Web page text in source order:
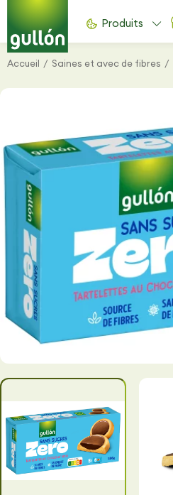
Produits
Vous êtes ici :
Accueil Saines et avec de fibres